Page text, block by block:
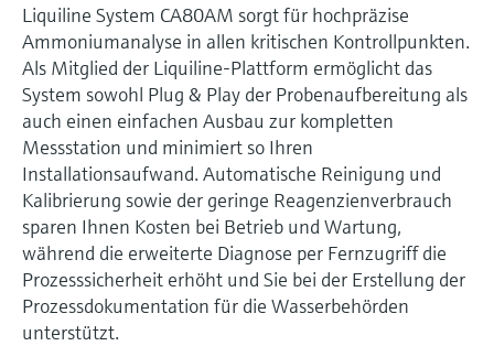
Liquiline System CA80AM sorgt für hochpräzise
Ammoniumanalyse in allen kritischen Kontrollpunkten.
Als Mitglied der Liquiline-Plattform ermöglicht das
System sowohl Plug & Play der Probenaufbereitung als
auch einen einfachen Ausbau zur kompletten
Messstation und minimiert so Ihren
Installationsaufwand. Automatische Reinigung und
Kalibrierung sowie der geringe Reagenzienverbrauch
sparen Ihnen Kosten bei Betrieb und Wartung,
während die erweiterte Diagnose per Fernzugriff die
Prozesssicherheit erhöht und Sie bei der Erstellung der
Prozessdokumentation für die Wasserbehörden
unterstützt.